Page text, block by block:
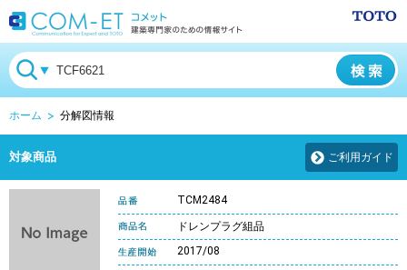
ホーム 分解図情報
対象商品 ご利用ガイド
TCM2484
ドレンプラグ組品
2017/08